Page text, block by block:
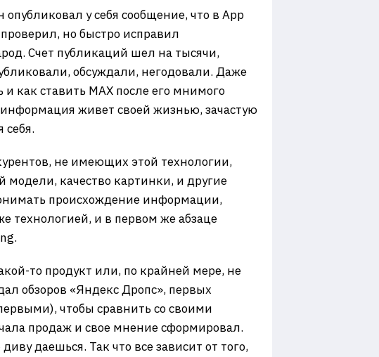
у себя сообщение, что в App
но быстро исправил
Счет публикаций шел на тысячи,
обсуждали, негодовали. Даже
как ставить MAX после его мнимого
живет своей жизнью, зачастую
не имеющих этой технологии,
модели, качество картинки, и другие
происхождение информации,
технологией, и в первом же абзаце
то продукт или, по крайней мере, не
обзоров «Яндекс Дропс», первых
чтобы сравнить со своими
продаж и свое мнение сформировал.
даешься. Так что все зависит от того,